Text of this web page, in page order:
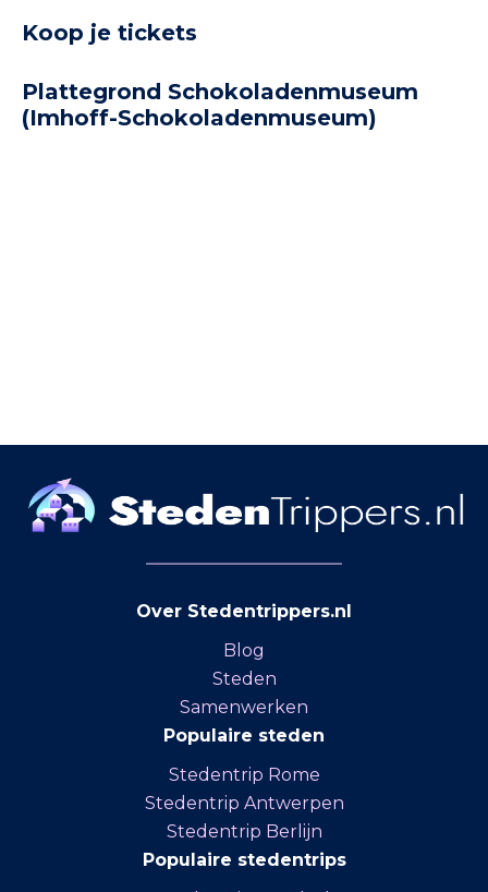
Koop je tickets
Plattegrond Schokoladenmuseum
(Imhoff-Schokoladenmuseum)
Over Stedentrippers.nl
Blog
Steden
Samenwerken
Populaire steden
Stedentrip Rome
Stedentrip Antwerpen
Stedentrip Berlijn
Populaire stedentrips